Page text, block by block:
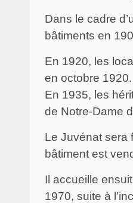
Dans le cadre
bâtiments en
En 1920, les
en octobre
En 1935, les
de Notre-Dame
Le Juvénat sera
bâtiment est
Il accueille
1970, suite à